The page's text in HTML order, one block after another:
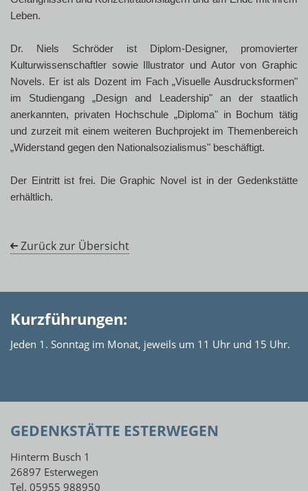
Leben.
Dr. Niels Schröder ist Diplom-Designer, promovierter
Kulturwissenschaftler sowie Illustrator und Autor von Graphic
Novels. Er ist als Dozent im Fach „Visuelle Ausdrucksformen"
im Studiengang „Design and Leadership" an der staatlich
anerkannten, privaten Hochschule „Diploma" in Bochum tätig
und zurzeit mit einem weiteren Buchprojekt im Themenbereich
„Widerstand gegen den Nationalsozialismus" beschäftigt.
Der Eintritt ist frei. Die Graphic Novel ist in der Gedenkstätte
erhältlich.
Zurück zur Übersicht
Kurzführungen:
Jeden 1. Sonntag im Monat, jeweils um 11 Uhr und 15 Uhr.
GEDENKSTÄTTE ESTERWEGEN
Hinterm Busch 1
26897 Esterwegen
Tel. 05955 988950